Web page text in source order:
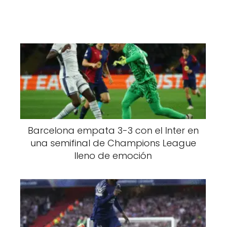
Barcelona empata 3-3 con el Inter en
una semifinal de Champions League
lleno de emoción